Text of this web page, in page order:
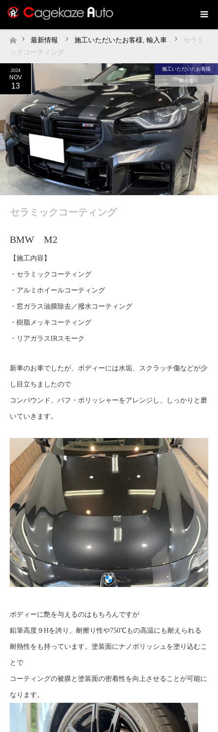
ホーム
最新情報 施工いただいたお客様 輸入車
セラミ
ックコーティング
2024
NOV
13
施工いただいたお客様
輸入車
セラミックコーティング
BMW M2
【施工内容】
・セラミックコーティング
・アルミホイールコーティング
・窓ガラス油膜除去／撥水コーティング
・樹脂メッキコーティング
・リアガラスIRスモーク
新車のお車でしたが、ボディーには水垢、スクラッチ傷などが少
し目立ちましたので
コンパウンド、バフ・ポリッシャーをアレンジし、しっかりと磨
いていきます。
ボディーに艶を与えるのはもちろんですが
鉛筆高度９Hを誇り、耐擦り性や750℃もの高温にも耐えられる
耐熱性をも持っています。塗装面にナノポリッシュを塗り込むこ
とで
コーティングの被膜と塗装面の密着性を向上させることが可能に
なります。